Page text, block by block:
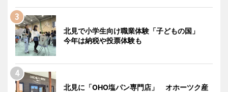
北見で小学生向け職業体験「子どもの国」
今年は納税や投票体験も
北見に「OHO塩パン専門店」 オホーツク産